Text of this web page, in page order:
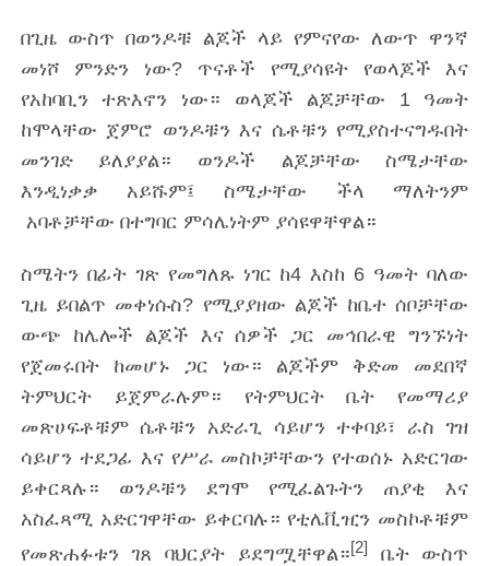
በጊዜ ውስጥ በወንዶቹ ልጆች ላይ የምናየው ለውጥ ዋንኛ
መነሾ ምንድን ነው? ጥናቶች የሚያሳዩት የወላጆች እና
የአከባቢን ተጽእኖን ነው። ወላጆች ልጆቻቸው 1 ዓመት
ከሞላቸው ጀምሮ ወንዶቹን እና ሴቶቹን የሚያስተናግዱበት
መንገድ ይለያያል። ወንዶች ልጆቻቸው ስሜታቸው
እንዲነቃቃ አይሹም፤ ስሜታቸው ችላ ማለትንም
አባቶቻቸው በተግባር ምሳሌነትም ያሳዩዋቸዋል።
ስሜትን በፊት ገጽ የመግለጹ ነገር ከ4 እስከ 6 ዓመት ባለው
ጊዜ ይበልጥ መቀነሱስ? የሚያያዘው ልጆች ከቤተ ሰቦቻቸው
ውጭ ከሌሎች ልጆች እና ሰዎች ጋር መኅበራዊ ግንኙነት
የጀመሩበት ከመሆኑ ጋር ነው። ልጆችም ቅድመ መደበኛ
ትምህርት ይጀምራሉም። የትምህርት ቤት የመማሪያ
መጽሀፍቶቹም ሴቶቹን አድራጊ ሳይሆን ተቀባይ፣ ራስ ገዝ
ሳይሆን ተደጋፊ እና የሥራ መስኮቻቸውን የተወሰኑ አድርገው
ይቀርጻሉ። ወንዶቹን ደግሞ የሚፈልጉትን ጠያቂ እና
አስፈጻሚ አድርገዋቸው ይቀርባሉ። የቲሌቪዢን መስኮቶቹም
የመጽሐፉቱን ገጸ ባህርያት ይደግሟቸዋል።[2]
ቤት ውስጥ